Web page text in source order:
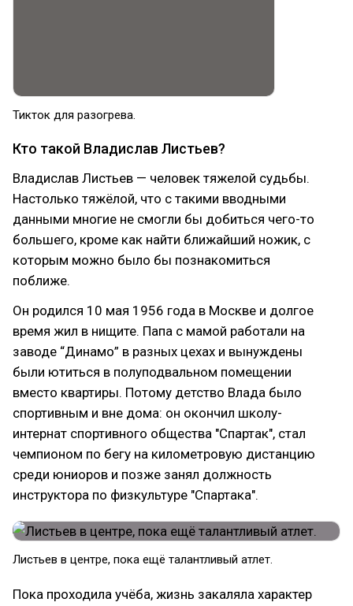
Тикток для разогрева.
Кто такой Владислав Листьев?
Владислав Листьев — человек тяжелой судьбы.
Настолько тяжёлой, что с такими вводными
данными многие не смогли бы добиться чего-то
большего, кроме как найти ближайший ножик, с
которым можно было бы познакомиться
поближе.
Он родился 10 мая 1956 года в Москве и долгое
время жил в нищите. Папа с мамой работали на
заводе “Динамо” в разных цехах и вынуждены
были ютиться в полуподвальном помещении
вместо квартиры. Потому детство Влада было
спортивным и вне дома: он окончил школу-
интернат спортивного общества "Спартак", стал
чемпионом по бегу на километровую дистанцию
среди юниоров и позже занял должность
инструктора по физкультуре "Спартака".
Листьев в центре, пока ещё талантливый атлет.
Пока проходила учёба, жизнь закаляла характер